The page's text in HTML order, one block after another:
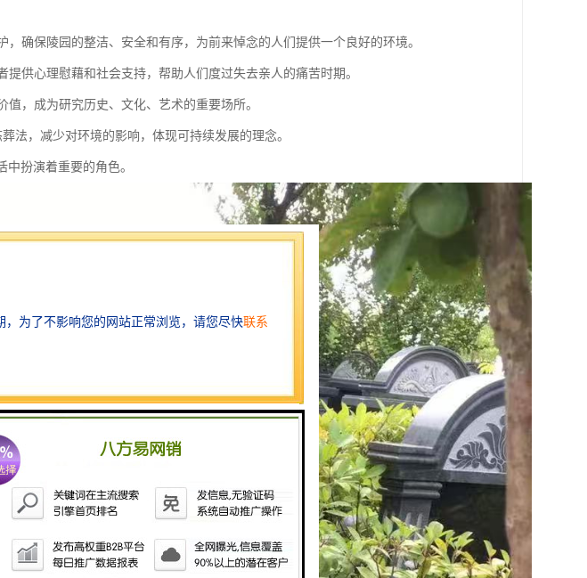
确保陵园的整洁、安全和有序，为前来悼念的人们提供一个良好的环境。
供心理慰藉和社会支持，帮助人们度过失去亲人的痛苦时期。
，成为研究历史、文化、艺术的重要场所。
法，减少对环境的影响，体现可持续发展的理念。
扮演着重要的角色。